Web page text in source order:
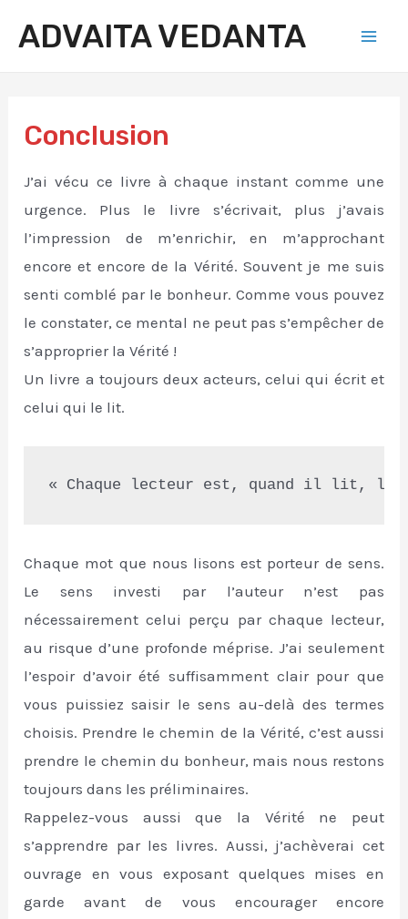
ADVAITA VEDANTA
Conclusion
J’ai vécu ce livre à chaque instant comme une
urgence. Plus le livre s’écrivait, plus j’avais
l’impression de m’enrichir, en m’approchant
encore et encore de la Vérité. Souvent je me suis
senti comblé par le bonheur. Comme vous pouvez
le constater, ce mental ne peut pas s’empêcher de
s’approprier la Vérité !
Un livre a toujours deux acteurs, celui qui écrit et
celui qui le lit.
« Chaque lecteur est, quand il lit, le
Chaque mot que nous lisons est porteur de sens.
Le sens investi par l’auteur n’est pas
nécessairement celui perçu par chaque lecteur,
au risque d’une profonde méprise. J’ai seulement
l’espoir d’avoir été suffisamment clair pour que
vous puissiez saisir le sens au-delà des termes
choisis. Prendre le chemin de la Vérité, c’est aussi
prendre le chemin du bonheur, mais nous restons
toujours dans les préliminaires.
Rappelez-vous aussi que la Vérité ne peut
s’apprendre par les livres. Aussi, j’achèverai cet
ouvrage en vous exposant quelques mises en
garde avant de vous encourager encore